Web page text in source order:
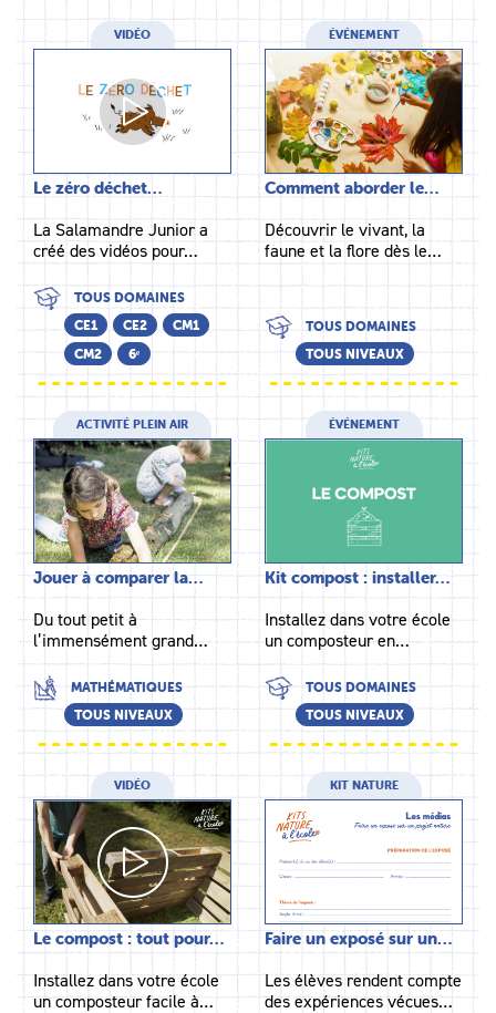
VIDÉO
Le zéro déchet…
La Salamandre Junior a
créé des vidéos pour…
TOUS DOMAINES
CE1
CE2
CM1
CM2
6ᵉ
ÉVÉNEMENT
Comment aborder le…
Découvrir le vivant, la
faune et la flore dès le…
TOUS DOMAINES
TOUS NIVEAUX
ACTIVITÉ PLEIN AIR
Jouer à comparer la…
Du tout petit à
l’immensément grand…
MATHÉMATIQUES
TOUS NIVEAUX
ÉVÉNEMENT
Kit compost : installer…
Installez dans votre école
un composteur en…
TOUS DOMAINES
TOUS NIVEAUX
VIDÉO
Le compost : tout pour…
Installez dans votre école
un composteur facile à…
KIT NATURE
Faire un exposé sur un…
Les élèves rendent compte
des expériences vécues…